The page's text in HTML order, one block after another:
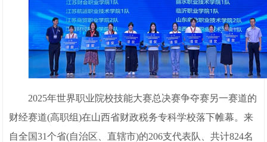
2025年世界职业院校技能大赛总决赛争夺赛另一赛道的
财经赛道(高职组)在山西省财政税务专科学校落下帷幕。来
自全国31个省(自治区、直辖市)的206支代表队、共计824名